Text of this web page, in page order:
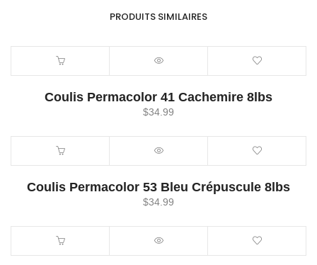
PRODUITS SIMILAIRES
Coulis Permacolor 41 Cachemire 8lbs
$34.99
Coulis Permacolor 53 Bleu Crépuscule 8lbs
$34.99